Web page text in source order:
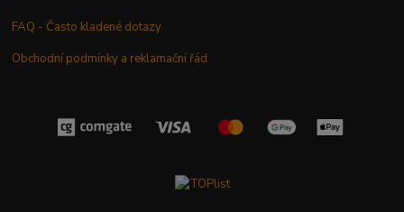
FAQ - Často kladené dotazy
Obchodní podmínky a reklamační řád